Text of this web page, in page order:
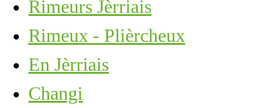
Rimeurs Jèrriais
Rimeux - Plièrcheux
En Jèrriais
Changi